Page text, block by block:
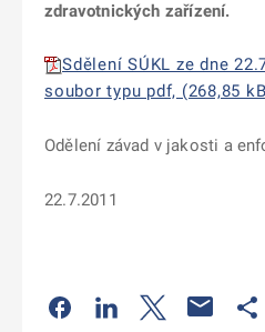
zdravotnických zařízení.
Sdělení SÚKL ze dne
soubor typu pdf, (268,85
Odělení závad v jakosti a
22.7.2011
Odkaz se otevře na
Odkaz se otevře
Odkaz se